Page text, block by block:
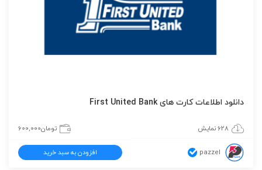
دانلود اطلاعات کارت های First United Bank
628 نمایش تومان600,000
pazzel افزودن به سبد خرید